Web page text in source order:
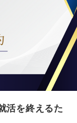
活を終えるた